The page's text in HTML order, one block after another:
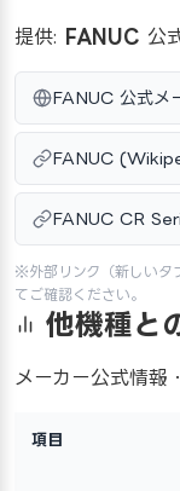
提供: FANUC 公
FANUC 公式メ
FANUC
FANUC CR
※外部リンク（新しいタ
てご確認ください。
他機種と
メーカー公式情報
項目